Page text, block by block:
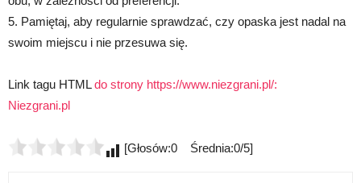
5. Pamiętaj, aby regularnie sprawdzać, czy opaska jest nadal na
swoim miejscu i nie przesuwa się.
Link tagu HTMLdo strony https://www.niezgrani.pl/:
Niezgrani.pl
[Głosów:0 Średnia:0/5]